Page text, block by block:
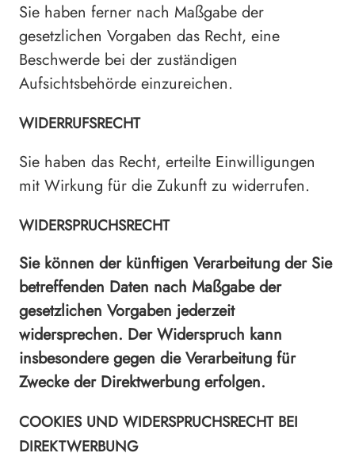
Sie haben ferner nach Maßgabe der
gesetzlichen Vorgaben das Recht, eine
Beschwerde bei der zuständigen
Aufsichtsbehörde einzureichen.
WIDERRUFSRECHT
Sie haben das Recht, erteilte Einwilligungen
mit Wirkung für die Zukunft zu widerrufen.
WIDERSPRUCHSRECHT
Sie können der künftigen Verarbeitung der Sie
betreffenden Daten nach Maßgabe der
gesetzlichen Vorgaben jederzeit
widersprechen. Der Widerspruch kann
insbesondere gegen die Verarbeitung für
Zwecke der Direktwerbung erfolgen.
COOKIES UND WIDERSPRUCHSRECHT BEI
DIREKTWERBUNG